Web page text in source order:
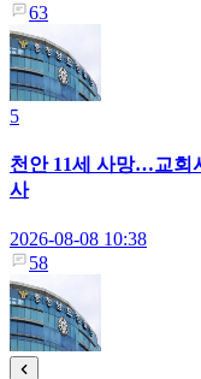
63
5
천안 11세 사망…교회
사
2026-08-08 10:38
58